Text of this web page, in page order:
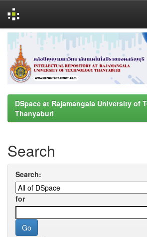
navigation
DSpace at Rajamangala University of
Thanyaburi
Search
Search:
for